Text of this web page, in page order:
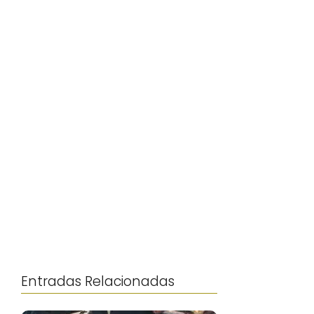
Entradas Relacionadas